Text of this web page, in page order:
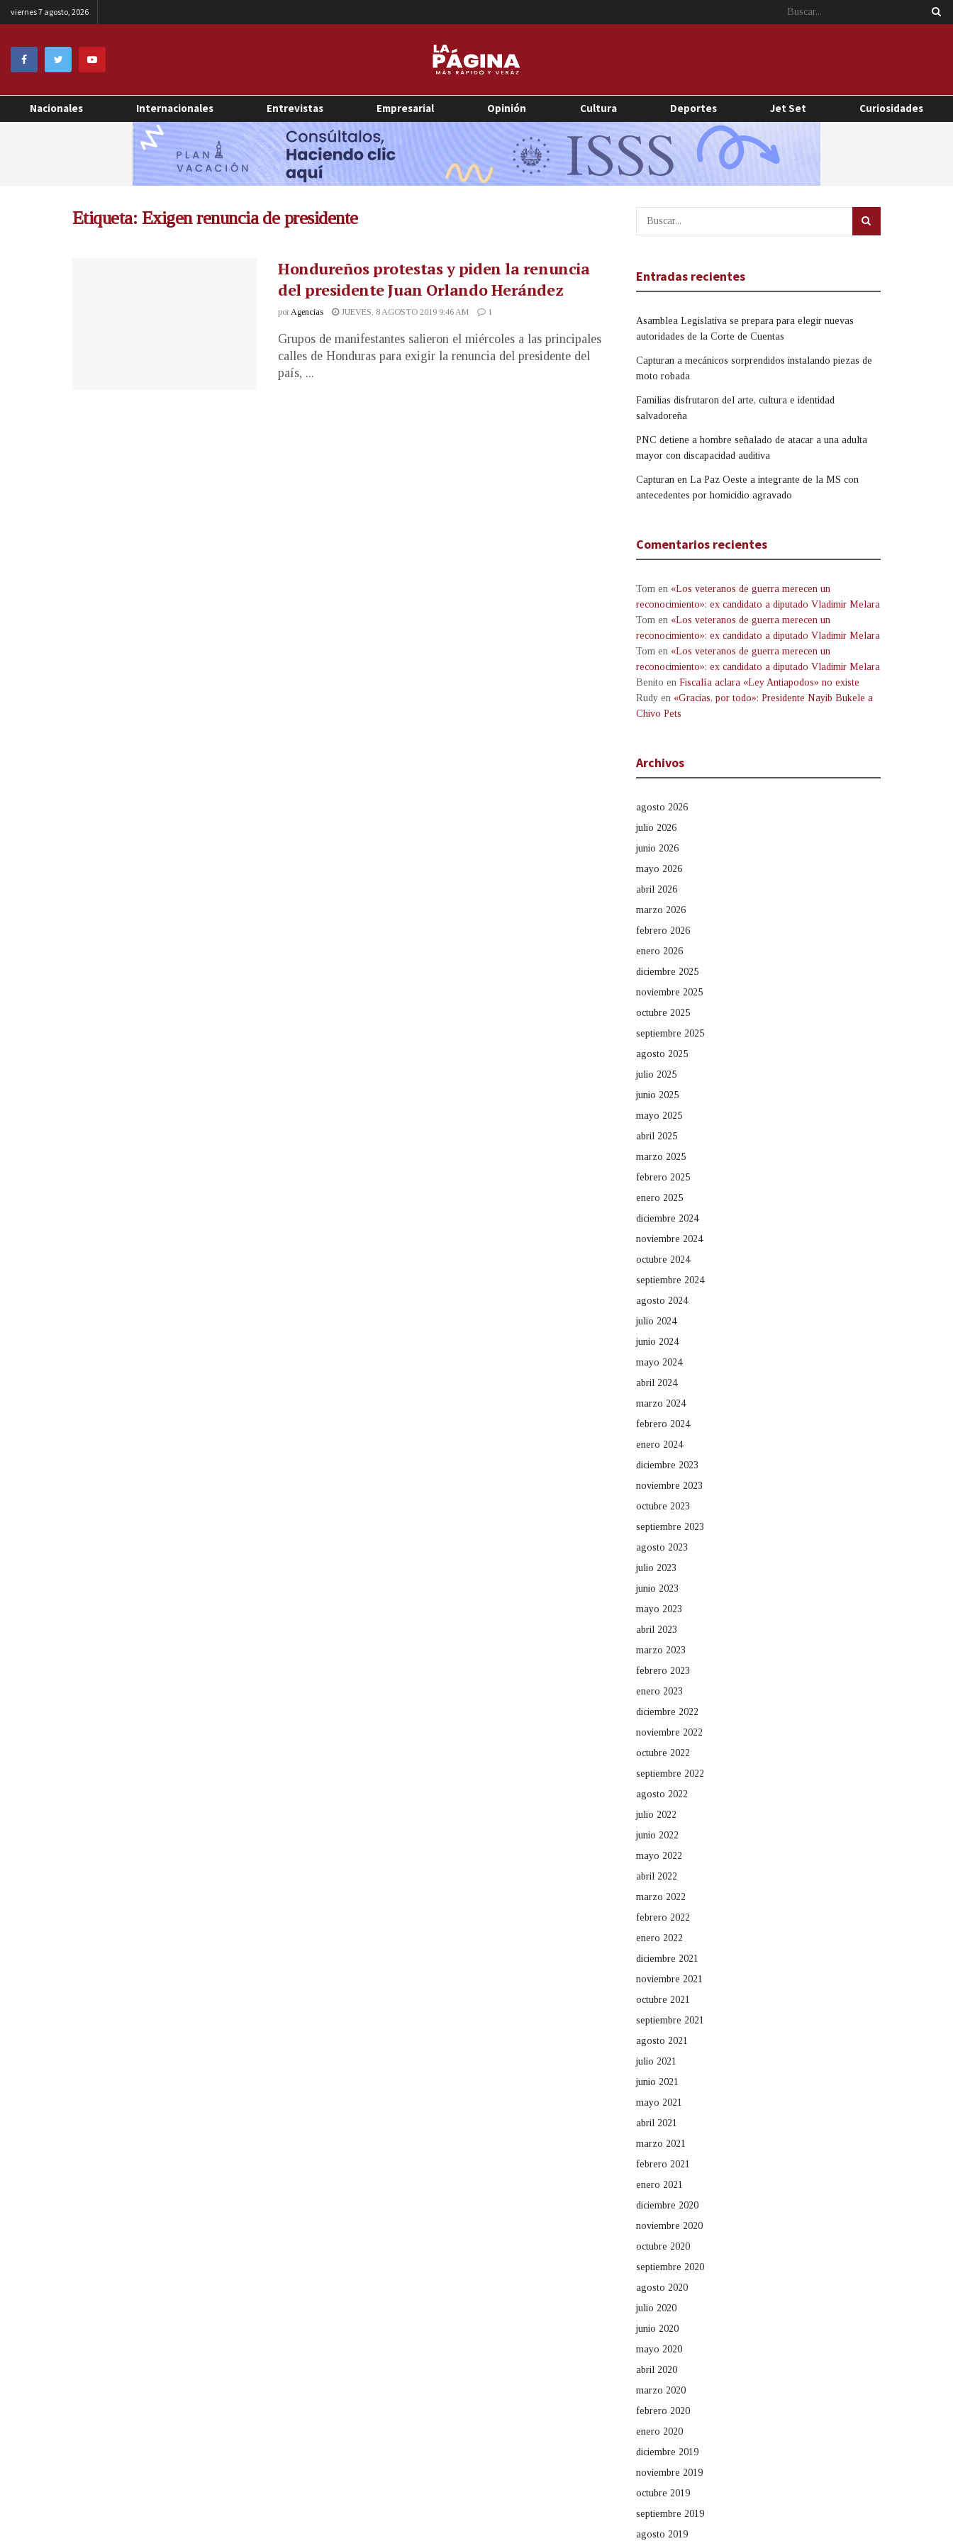
viernes 7 agosto, 2026
Nacionales Internacionales Entrevistas Empresarial Opinión Cultura Deportes Jet Set Curiosidades
Etiqueta: Exigen renuncia de presidente
Hondureños protestas y piden la renuncia
del presidente Juan Orlando Herández
porAgencias JUEVES, 8 AGOSTO 2019 9:46 AM 1
Grupos de manifestantes salieron el miércoles a las principales
calles de Honduras para exigir la renuncia del presidente del
país, ...
Entradas recientes
Asamblea Legislativa se prepara para elegir nuevas
autoridades de la Corte de Cuentas
Capturan a mecánicos sorprendidos instalando piezas de
moto robada
Familias disfrutaron del arte, cultura e identidad
salvadoreña
PNC detiene a hombre señalado de atacar a una adulta
mayor con discapacidad auditiva
Capturan en La Paz Oeste a integrante de la MS con
antecedentes por homicidio agravado
Comentarios recientes
Tom en «Los veteranos de guerra merecen un
reconocimiento»: ex candidato a diputado Vladimir Melara
Tom en «Los veteranos de guerra merecen un
reconocimiento»: ex candidato a diputado Vladimir Melara
Tom en «Los veteranos de guerra merecen un
reconocimiento»: ex candidato a diputado Vladimir Melara
Benito en Fiscalía aclara «Ley Antiapodos» no existe
Rudy en «Gracias, por todo»: Presidente Nayib Bukele a
Chivo Pets
Archivos
agosto 2026
julio 2026
junio 2026
mayo 2026
abril 2026
marzo 2026
febrero 2026
enero 2026
diciembre 2025
noviembre 2025
octubre 2025
septiembre 2025
agosto 2025
julio 2025
junio 2025
mayo 2025
abril 2025
marzo 2025
febrero 2025
enero 2025
diciembre 2024
noviembre 2024
octubre 2024
septiembre 2024
agosto 2024
julio 2024
junio 2024
mayo 2024
abril 2024
marzo 2024
febrero 2024
enero 2024
diciembre 2023
noviembre 2023
octubre 2023
septiembre 2023
agosto 2023
julio 2023
junio 2023
mayo 2023
abril 2023
marzo 2023
febrero 2023
enero 2023
diciembre 2022
noviembre 2022
octubre 2022
septiembre 2022
agosto 2022
julio 2022
junio 2022
mayo 2022
abril 2022
marzo 2022
febrero 2022
enero 2022
diciembre 2021
noviembre 2021
octubre 2021
septiembre 2021
agosto 2021
julio 2021
junio 2021
mayo 2021
abril 2021
marzo 2021
febrero 2021
enero 2021
diciembre 2020
noviembre 2020
octubre 2020
septiembre 2020
agosto 2020
julio 2020
junio 2020
mayo 2020
abril 2020
marzo 2020
febrero 2020
enero 2020
diciembre 2019
noviembre 2019
octubre 2019
septiembre 2019
agosto 2019